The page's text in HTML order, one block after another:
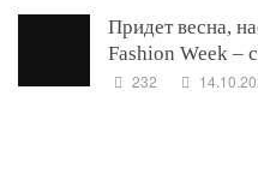
Придет весна,
Fashion Week –
232